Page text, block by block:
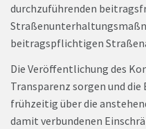
durchzuführenden
beitragspflichtigen
Die Veröffentlichung des
Transparenz sorgen und
frühzeitig über die
damit verbundenen